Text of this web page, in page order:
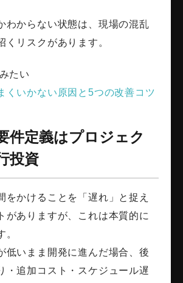
わからない状態は、現場の混乱
くリスクがあります。
たい
くいかない原因と5つの改善コツ
件定義はプロジェク
投資
をかけることを「遅れ」と捉え
がありますが、これは本質的に
。
低いまま開発に進んだ場合、後
・追加コスト・スケジュール遅